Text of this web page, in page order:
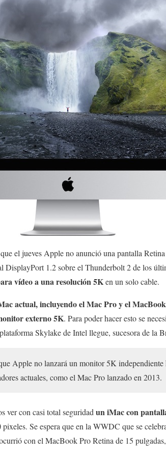
el jueves Apple no anunció una pantalla
DisplayPort 1.2 sobre el Thunderbolt 2 de los
vídeo a una resolución 5Ken un solo cable.
actual, incluyendo el Mac Pro y el
externo 5K. Para poder hacer esto se
Skylake de Intel llegue, sucesora de la
Apple no lanzará un monitor 5K
actuales, como el Mac Pro lanzado en 2013.
ver con casi total seguridadun iMac con
Se espera que en la WWDC que se
con el MacBook Pro Retina de 15